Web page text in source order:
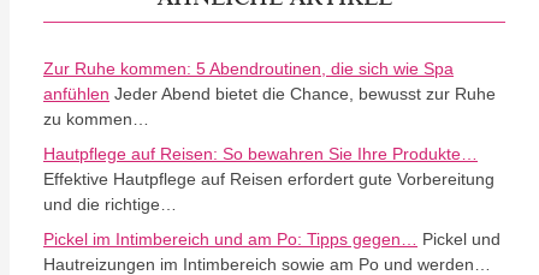
Zur Ruhe kommen: 5 Abendroutinen, die sich wie Spa
anfühlen Jeder Abend bietet die Chance, bewusst zur Ruhe
zu kommen…
Hautpflege auf Reisen: So bewahren Sie Ihre Produkte…
Effektive Hautpflege auf Reisen erfordert gute Vorbereitung
und die richtige…
Pickel im Intimbereich und am Po: Tipps gegen…
Pickel und
Hautreizungen im Intimbereich sowie am Po und werden…